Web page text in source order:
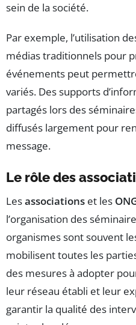
sein de la société.
Par exemple, l’utilisation
médias traditionnels pour
événements peut
variés. Des supports
partagés lors des
diffusés largement pour
message.
Le rôle des
Lesassociations et les
l’organisation des
organismes sont souvent
mobilisent toutes les
des mesures à adopter
leur réseau établi et leur
garantir la qualité des